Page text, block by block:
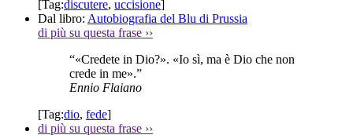
[Tag:discutere, uccisione]
Dal libro: Autobiografia del Blu di Prussia
di più su questa frase ››
“«Credete in Dio?». «Io sì, ma è Dio che non
crede in me».”
Ennio Flaiano
[Tag:dio, fede]
di più su questa frase ››